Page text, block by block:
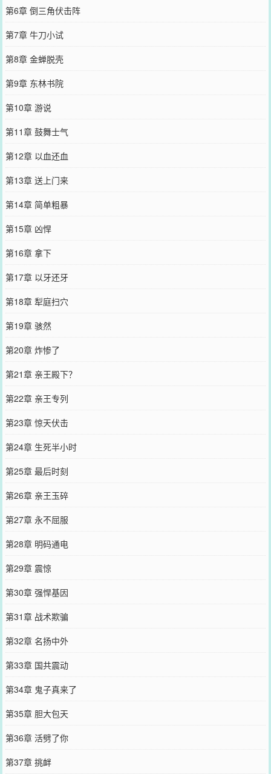
第6章 倒三角伏击阵
第7章 牛刀小试
第8章 金蝉脱壳
第9章 东林书院
第10章 游说
第11章 鼓舞士气
第12章 以血还血
第13章 送上门来
第14章 简单粗暴
第15章 凶悍
第16章 拿下
第17章 以牙还牙
第18章 犁庭扫穴
第19章 骇然
第20章 炸惨了
第21章 亲王殿下？
第22章 亲王专列
第23章 惊天伏击
第24章 生死半小时
第25章 最后时刻
第26章 亲王玉碎
第27章 永不屈服
第28章 明码通电
第29章 震惊
第30章 强悍基因
第31章 战术欺骗
第32章 名扬中外
第33章 国共震动
第34章 鬼子真来了
第35章 胆大包天
第36章 活劈了你
第37章 挑衅